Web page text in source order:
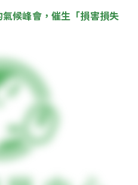
候峰會，催生「損害損失